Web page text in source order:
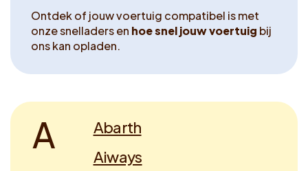
Dutch
Ontdek of jouw voertuig compatibel is met
onze snelladers en hoe snel jouw voertuig bij
ons kan opladen.
A
Abarth
Aiways